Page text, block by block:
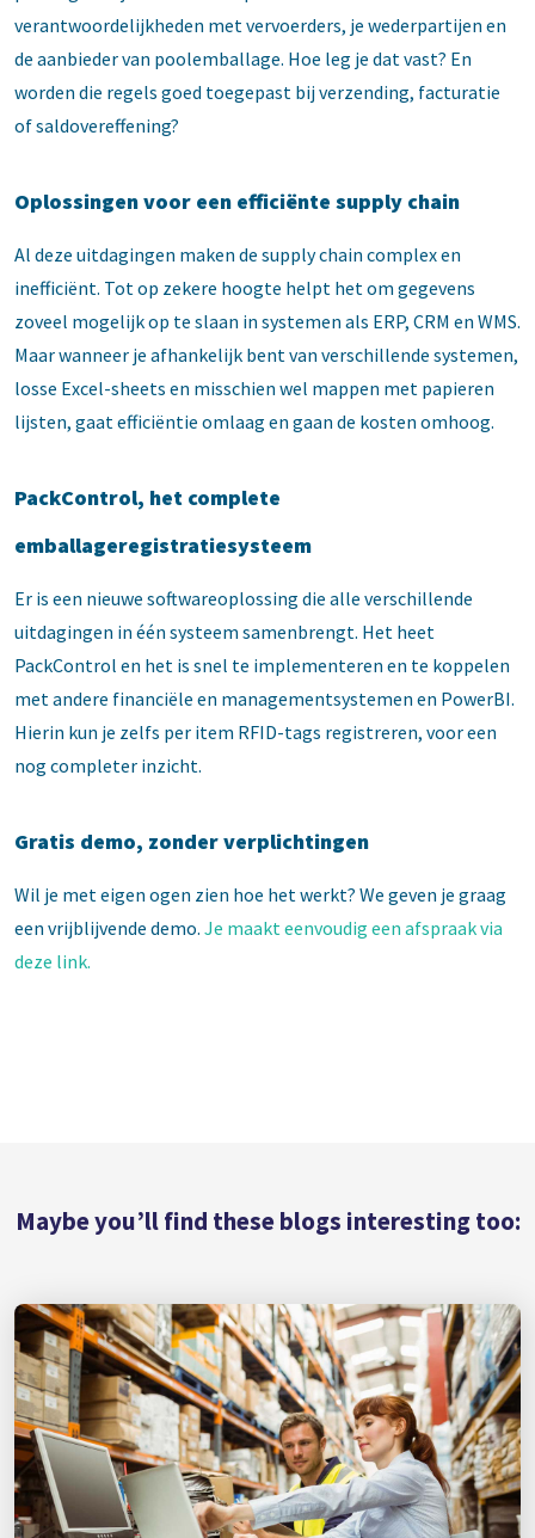
verantwoordelijkheden met vervoerders, je wederpartijen en
de aanbieder van poolemballage. Hoe leg je dat vast? En
worden die regels goed toegepast bij verzending, facturatie
of saldovereffening?
Oplossingen voor een efficiënte supply chain
Al deze uitdagingen maken de supply chain complex en
inefficiënt. Tot op zekere hoogte helpt het om gegevens
zoveel mogelijk op te slaan in systemen als ERP, CRM en WMS.
Maar wanneer je afhankelijk bent van verschillende systemen,
losse Excel-sheets en misschien wel mappen met papieren
lijsten, gaat efficiëntie omlaag en gaan de kosten omhoog.
PackControl, het complete
emballageregistratiesysteem
Er is een nieuwe softwareoplossing die alle verschillende
uitdagingen in één systeem samenbrengt. Het heet
PackControl en het is snel te implementeren en te koppelen
met andere financiële en managementsystemen en PowerBI.
Hierin kun je zelfs per item RFID-tags registreren, voor een
nog completer inzicht.
Gratis demo, zonder verplichtingen
Wil je met eigen ogen zien hoe het werkt? We geven je graag
een vrijblijvende demo. Je maakt eenvoudig een afspraak via
deze link.
Maybe you’ll find these blogs interesting too: